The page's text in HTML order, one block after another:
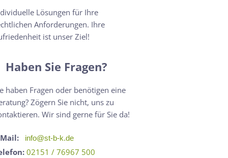
Lösungen für Ihre
Anforderungen. Ihre
ist unser Ziel!
Haben Sie Fragen?
haben Fragen oder benötigen eine
Zögern Sie nicht, uns zu
Wir sind gerne für Sie da!
Mail: info@st-b-k.de
02151 / 76967 500